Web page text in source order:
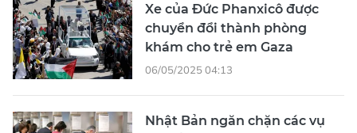
Xe của Đức Phanxicô được
chuyển đổi thành phòng
khám cho trẻ em Gaza
06/05/2025 04:13
Nhật Bản ngăn chặn các vụ